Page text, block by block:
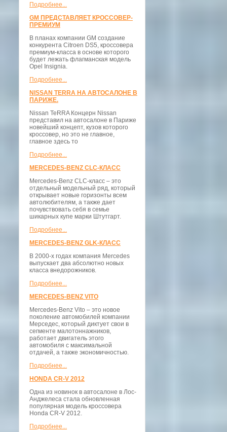
Подробнее...
GM ПРЕДСТАВЛЯЕТ КРОССОВЕР-
ПРЕМИУМ
В планах компании GM создание
конкурента Citroen DS5, кроссовера
премиум-класса в основе которого
будет лежать флагманская модель
Opel Insignia.
Подробнее...
NISSAN TERRA НА АВТОСАЛОНЕ В
ПАРИЖЕ.
Nissan TeRRA Концерн Nissan
представил на автосалоне в Париже
новейший концепт, кузов которого
кроссовер, но это не главное,
главное здесь то
Подробнее...
MERCEDES-BENZ CLC-КЛАСС
Mercedes-Benz CLC-класс – это
отдельный модельный ряд, который
открывает новые горизонты всем
автолюбителям, а также дает
почувствовать себя в семье
шикарных купе марки Штутгарт.
Подробнее...
MERCEDES-BENZ GLK-КЛАСС
В 2000-х годах компания Mercedes
выпускает два абсолютно новых
класса внедорожников.
Подробнее...
MERCEDES-BENZ VITO
Mercedes-Benz Vito – это новое
поколение автомобилей компании
Мерседес, который диктует свои в
сегменте малотоннажников,
работает двигатель этого
автомобиля с максимальной
отдачей, а также экономичностью.
Подробнее...
HONDA CR-V 2012
Одна из новинок в автосалоне в Лос-
Анджелеса стала обновленная
популярная модель кроссовера
Honda CR-V 2012.
Подробнее...